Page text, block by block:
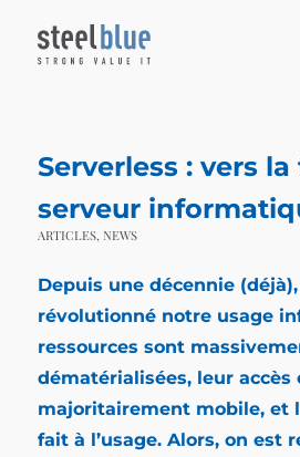
Serverless : vers
serveur
ARTICLES, NEWS
Depuis une décennie
révolutionné notre usage
ressources sont
dématérialisées, leur accès
majoritairement mobile, et
fait à l’usage. Alors, on est